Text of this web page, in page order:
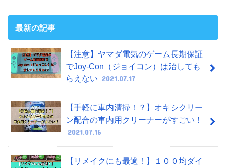
最新の記事
【注意】ヤマダ電気のゲーム長期保証
でJoy-Con（ジョイコン）は治しても
らえない 2021.07.17
【手軽に車内清掃！？】オキシクリー
ン配合の車内用クリーナーがすごい！
2021.07.16
【リメイクにも最適！】１００均ダイ